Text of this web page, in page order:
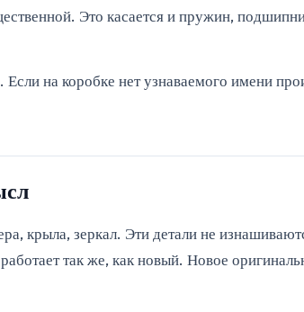
Это касается и пружин,
на коробке нет узнаваемого имени
крыла, зеркал. Эти детали не
так же, как новый. Новое